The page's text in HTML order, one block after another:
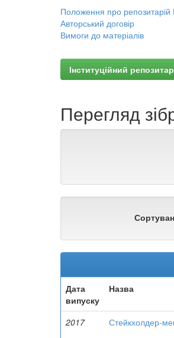
Положення про
Авторський договір
Вимоги до матеріалів
Інституційний
Перегляд
Дата
випуску
Назва
2017 Стейкхолдер-